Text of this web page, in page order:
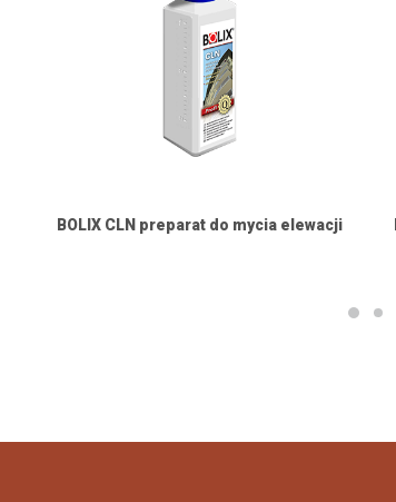
BOLIX CLN preparat do mycia elewacji